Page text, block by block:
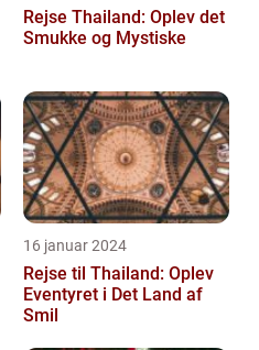
Rejse Thailand: Oplev det
Smukke og Mystiske
16 januar 2024
Rejse til Thailand: Oplev
Eventyret i Det Land af
Smil